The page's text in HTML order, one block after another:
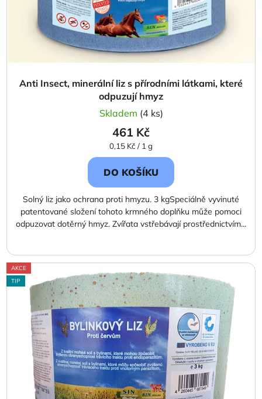
Anti Insect, minerální liz s přírodními látkami, které
odpuzují hmyz
Skladem (4 ks)
461 Kč
Měrná
cena:
0,15 Kč / 1 g
DO KOŠÍKU
Solný liz jako ochrana proti hmyzu. 3 kgSpeciálně vyvinuté
patentované složení tohoto krmného doplňku může pomoci
odpuzovat dotěrný hmyz. Zvířata vstřebávají prostřednictvím...
AKCE
TIP